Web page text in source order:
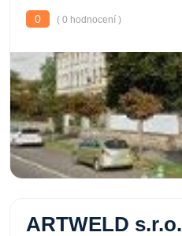
0
( 0 hodnocení )
ARTWELD s.r.o.